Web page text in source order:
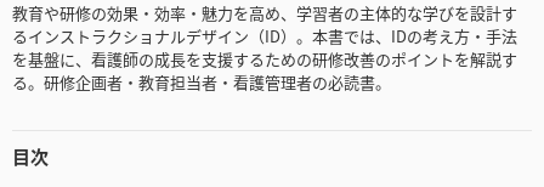
教育や研修の効果・効率・魅力を高め、学習者の主体的な学びを設計す
るインストラクショナルデザイン（ID）。本書では、IDの考え方・手法
を基盤に、看護師の成長を支援するための研修改善のポイントを解説す
る。研修企画者・教育担当者・看護管理者の必読書。
目次